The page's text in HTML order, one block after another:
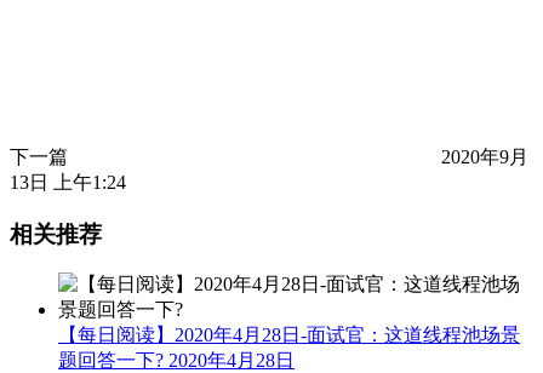
下一篇
2020年9月
13日 上午1:24
相关推荐
【每日阅读】2020年4月28日-面试官：这道线程池场景
题回答一下? 2020年4月28日